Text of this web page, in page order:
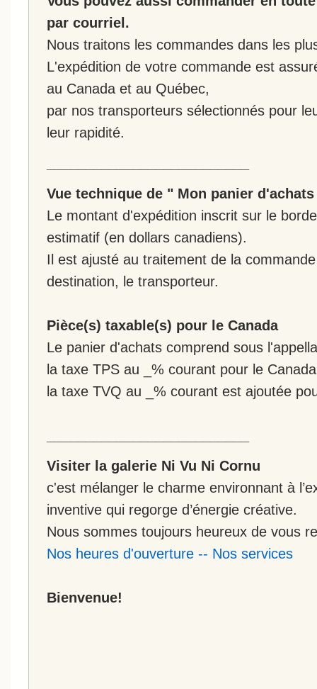
par courriel.
Nous traitons les commandes dans les
L'expédition de votre commande est
au Canada et au Québec,
par nos transporteurs sélectionnés pour
leur rapidité.
Vue technique de " Mon panier
Le montant d'expédition inscrit sur le
estimatif (en dollars canadiens).
Il est ajusté au traitement de la
destination, le transporteur.
Pièce(s) taxable(s) pour le Canada
Le panier d'achats comprend sous
la taxe TPS au _% courant pour le
la taxe TVQ au _% courant est ajoutée
Visiter la galerie Ni Vu Ni Cornu
c'est mélanger le charme environnant à
inventive qui regorge d’énergie créative.
Nous sommes toujours heureux de vous
Nos heures d'ouverture -- Nos services
Bienvenue!